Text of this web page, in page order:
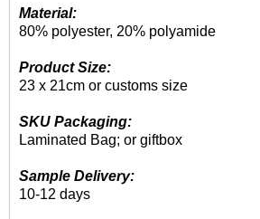
Material:
80% polyester, 20% polyamide
Product Size:
23 x 21cm or customs size
SKU Packaging:
Laminated Bag; or giftbox
Sample Delivery:
10-12 days